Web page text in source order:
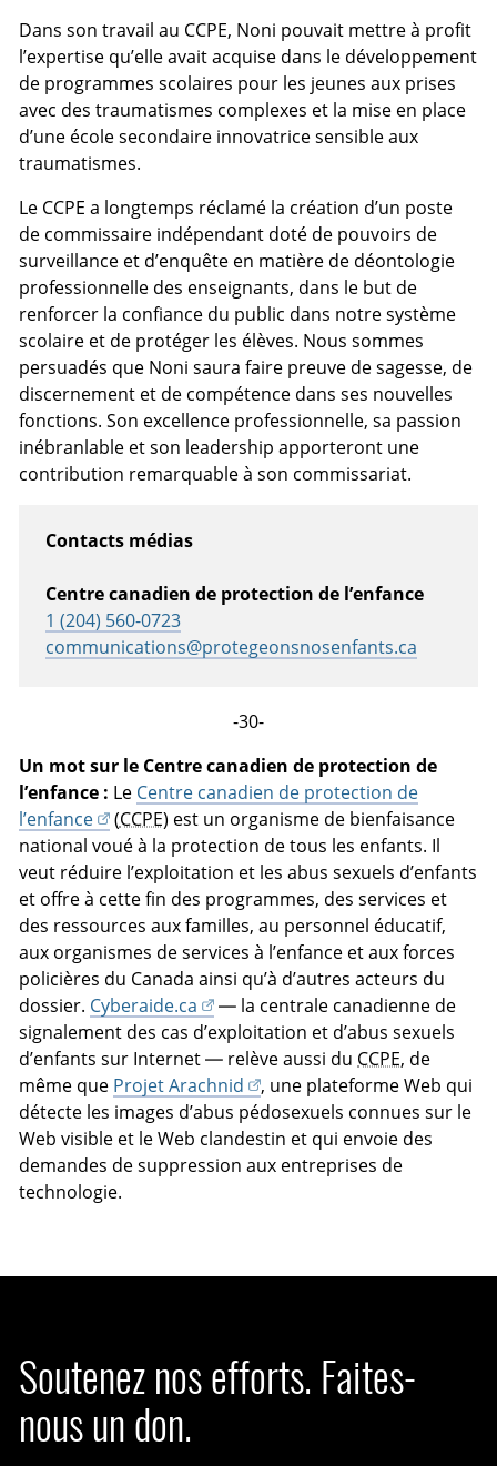
Dans son travail au CCPE, Noni pouvait mettre à profit
l’expertise qu’elle avait acquise dans le développement
de programmes scolaires pour les jeunes aux prises
avec des traumatismes complexes et la mise en place
d’une école secondaire innovatrice sensible aux
traumatismes.
Le CCPE a longtemps réclamé la création d’un poste
de commissaire indépendant doté de pouvoirs de
surveillance et d’enquête en matière de déontologie
professionnelle des enseignants, dans le but de
renforcer la confiance du public dans notre système
scolaire et de protéger les élèves. Nous sommes
persuadés que Noni saura faire preuve de sagesse, de
discernement et de compétence dans ses nouvelles
fonctions. Son excellence professionnelle, sa passion
inébranlable et son leadership apporteront une
contribution remarquable à son commissariat.
Contacts médias
Centre canadien de protection de l’enfance
1 (204) 560-0723
communications@protegeonsnosenfants.ca
-30-
Un mot sur le Centre canadien de protection de
l’enfance : Le Centre canadien de protection de
l’enfance
(CCPE) est un organisme de bienfaisance
national voué à la protection de tous les enfants. Il
veut réduire l’exploitation et les abus sexuels d’enfants
et offre à cette fin des programmes, des services et
des ressources aux familles, au personnel éducatif,
aux organismes de services à l’enfance et aux forces
policières du Canada ainsi qu’à d’autres acteurs du
dossier. Cyberaide.ca
— la centrale canadienne de
signalement des cas d’exploitation et d’abus sexuels
d’enfants sur Internet — relève aussi du CCPE, de
même que Projet Arachnid
, une plateforme Web qui
détecte les images d’abus pédosexuels connues sur le
Web visible et le Web clandestin et qui envoie des
demandes de suppression aux entreprises de
technologie.
Soutenez nos efforts. Faites-
nous un don.